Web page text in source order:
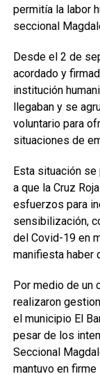
permitía la labor
seccional
Desde el 2 de
acordado y
institución
llegaban y se
voluntario para
situaciones de
Esta situación
a que la Cruz
esfuerzos para
sensibilización,
del Covid-19 en
manifiesta haber
Por medio de un
realizaron
el municipio El
pesar de los
Seccional
mantuvo en